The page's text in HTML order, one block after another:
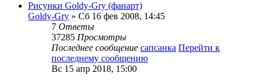
Рисунки Goldy-Gry (фанарт)
Goldy-Gry » Сб 16 фев 2008, 14:45
7 Ответы
37285 Просмотры
Последнее сообщение сапсанка Перейти к
последнему сообщению
Вс 15 апр 2018, 15:00